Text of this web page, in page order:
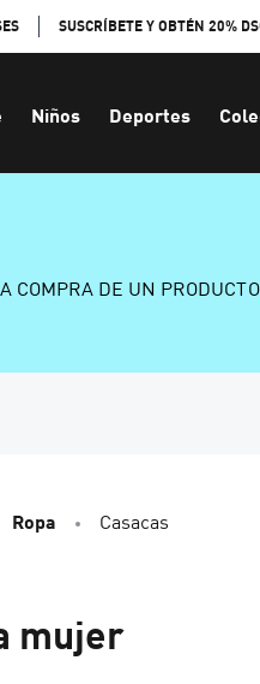
SUSCRÍBETE Y OBTÉN 20%
Niños Deportes
COMPRA DE UN
Ropa Casacas
mujer